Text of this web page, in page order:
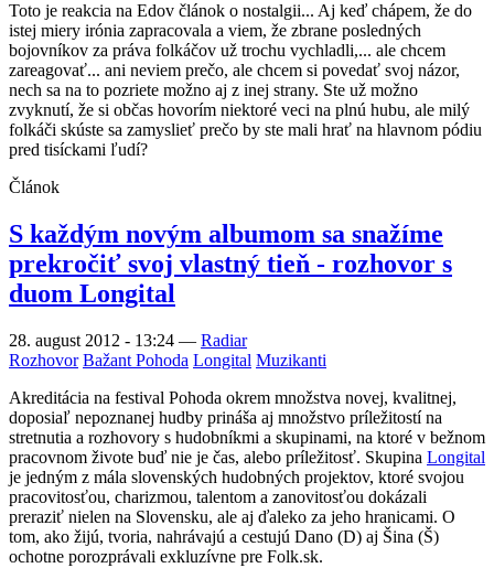
Toto je reakcia na Edov článok o nostalgii... Aj keď chápem, že do
istej miery irónia zapracovala a viem, že zbrane posledných
bojovníkov za práva folkáčov už trochu vychladli,... ale chcem
zareagovať... ani neviem prečo, ale chcem si povedať svoj názor,
nech sa na to pozriete možno aj z inej strany. Ste už možno
zvyknutí, že si občas hovorím niektoré veci na plnú hubu, ale milý
folkáči skúste sa zamyslieť prečo by ste mali hrať na hlavnom pódiu
pred tisíckami ľudí?
Článok
S každým novým albumom sa snažíme
prekročiť svoj vlastný tieň - rozhovor s
duom Longital
28. august 2012 - 13:24 — Radiar
Rozhovor Bažant Pohoda Longital Muzikanti
Akreditácia na festival Pohoda okrem množstva novej, kvalitnej,
doposiaľ nepoznanej hudby prináša aj množstvo príležitostí na
stretnutia a rozhovory s hudobníkmi a skupinami, na ktoré v bežnom
pracovnom živote buď nie je čas, alebo príležitosť. Skupina Longital
je jedným z mála slovenských hudobných projektov, ktoré svojou
pracovitosťou, charizmou, talentom a zanovitosťou dokázali
preraziť nielen na Slovensku, ale aj ďaleko za jeho hranicami. O
tom, ako žijú, tvoria, nahrávajú a cestujú Dano (D) aj Šina (Š)
ochotne porozprávali exkluzívne pre Folk.sk.